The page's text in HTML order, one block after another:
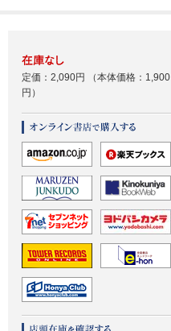
定価：2,090円
（本体価格：1,900
円）